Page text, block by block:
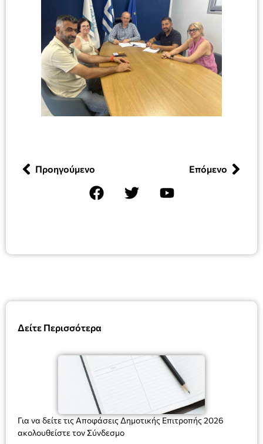
Δείτε Περισσότερα
Για να δείτε τις Αποφάσεις Δημοτικής Επιτροπής 2026
ακολουθείστε τον Σύνδεσμο
Προηγούμενο Επόμενο